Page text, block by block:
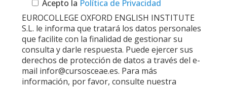
Acepto la Política de Privacidad
EUROCOLLEGE OXFORD ENGLISH INSTITUTE
S.L. le informa que tratará los datos personales
que facilite con la finalidad de gestionar su
consulta y darle respuesta. Puede ejercer sus
derechos de protección de datos a través del e-
mail infor@cursosceae.es. Para más
información, por favor, consulte nuestra